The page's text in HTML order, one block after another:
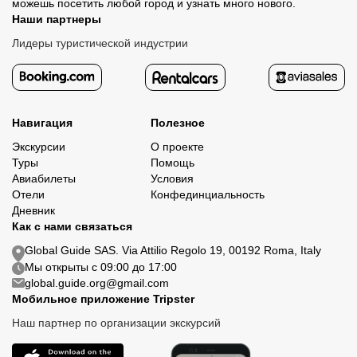
можешь посетить любой город и узнать много нового.
Наши партнеры
Лидеры туристической индустрии
Навигация
Экскурсии
Туры
Авиабилеты
Отели
Дневник
Полезное
О проекте
Помощь
Условия
Конфединциальность
Как с нами связаться
Global Guide SAS. Via Attilio Regolo 19, 00192 Roma, Italy
Мы открыты с 09:00 до 17:00
global.guide.org@gmail.com
Мобильное приложение Tripster
Наш партнер по организации экскурсий